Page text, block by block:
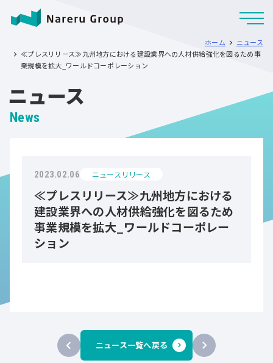
ホーム
ニュース
≪プレスリリース≫九州地方における建設業界への人材供給強化を図るため事
業規模を拡大_ワールドコーポレーション
ニュース
News
2023.02.06 ニュースリリース
≪プレスリリース≫九州地方における
建設業界への人材供給強化を図るため
事業規模を拡大_ワールドコーポレー
ション
ニュース一覧へ戻る